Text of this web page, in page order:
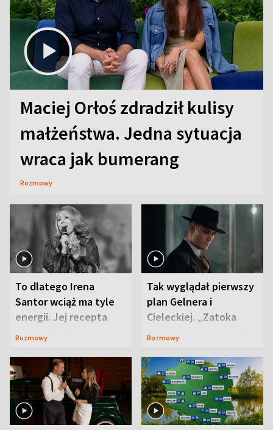
Maciej Orłoś zdradził kulisy
małżeństwa. Jedna sytuacja
wraca jak bumerang
Rozmowy
To dlatego Irena
Santor wciąż ma tyle
energii. Jej recepta
jest zaskakująco
Rozmowy
Tak wyglądał pierwszy
plan Gelnera i
Cieleckiej. „Zatoka
szpiegów” od razu ich
Rozmowy